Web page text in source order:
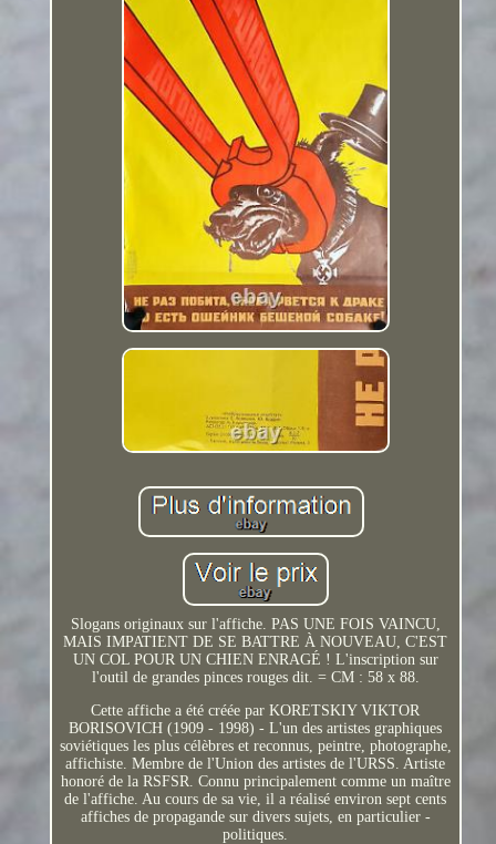
Slogans originaux sur l'affiche. PAS UNE FOIS VAINCU,
MAIS IMPATIENT DE SE BATTRE À NOUVEAU, C'EST
UN COL POUR UN CHIEN ENRAGÉ ! L'inscription sur
l'outil de grandes pinces rouges dit. = CM : 58 x 88.
Cette affiche a été créée par KORETSKIY VIKTOR
BORISOVICH (1909 - 1998) - L'un des artistes graphiques
soviétiques les plus célèbres et reconnus, peintre, photographe,
affichiste. Membre de l'Union des artistes de l'URSS. Artiste
honoré de la RSFSR. Connu principalement comme un maître
de l'affiche. Au cours de sa vie, il a réalisé environ sept cents
affiches de propagande sur divers sujets, en particulier -
politiques.